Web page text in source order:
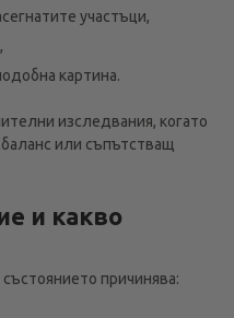
участъци,
картина.
изследвания, когато
или съпътстващ
и какво
причинява: